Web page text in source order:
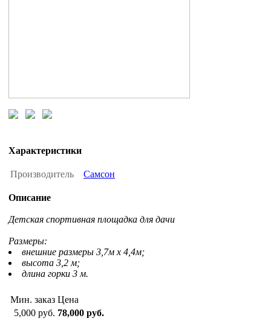
Характеристики
Производитель Самсон
Описание
Детская спортивная площадка для дачи
Размеры:
внешние размеры 3,7м х 4,4м;
высота 3,2 м;
длина горки 3 м.
Мин. заказ Цена
5,000 руб. 78,000 руб.